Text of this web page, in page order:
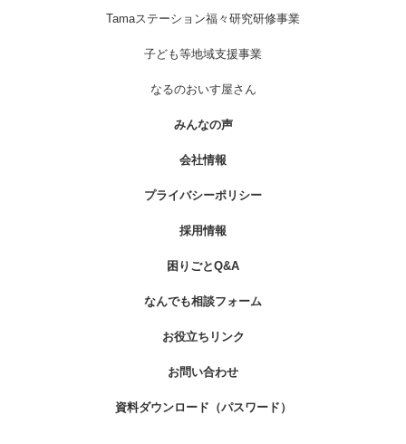
Tamaステーション福々研究研修事業
子ども等地域支援事業
なるのおいす屋さん
みんなの声
会社情報
プライバシーポリシー
採用情報
困りごとQ&A
なんでも相談フォーム
お役立ちリンク
お問い合わせ
資料ダウンロード（パスワード）